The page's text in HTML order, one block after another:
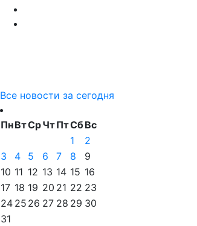
Все новости за сегодня
ПнВтСрЧтПтСбВс
1
2
3
4 5 6 7 8
9
10 11 12 13 14 15 16
17 18 19 20 21 22 23
24 25 26 27 28 29 30
31